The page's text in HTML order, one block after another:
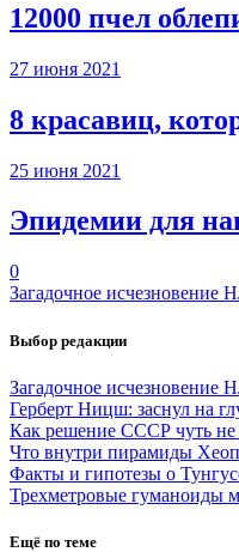
12000 пчел
27 июня 2021
8 красавиц,
25 июня 2021
Эпидемии для
0
Загадочное исчезновение
Выбор редакции
Загадочное исчезновение
Герберт Ницш: заснул на
Как решение СССР чуть не
Что внутри пирамиды
Факты и гипотезы о
Трехметровые гуманоиды
Ещё по теме